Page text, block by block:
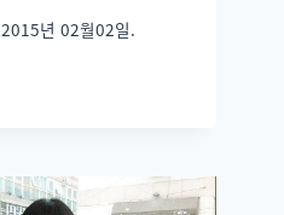
2015년 02월02일.